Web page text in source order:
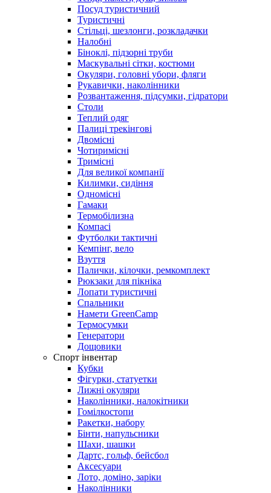
Посуд туристичний
Туристичні
Стільці, шезлонги, розкладачки
Налобні
Біноклі, підзорні труби
Маскувальні сітки, костюми
Окуляри, головні убори, фляги
Рукавички, наколінники
Розвантаження, підсумки, гідратори
Столи
Теплий одяг
Палиці трекінгові
Двомісні
Чотиримісні
Тримісні
Для великої компанії
Килимки, сидіння
Одномісні
Гамаки
Термобілизна
Компасі
Футболки тактичні
Кемпінг, вело
Взуття
Палички, кілочки, ремкомплект
Рюкзаки для пікніка
Лопати туристичні
Спальники
Намети GreenCamp
Термосумки
Генератори
Дощовики
Спорт інвентар
Кубки
Фігурки, статуетки
Лижні окуляри
Наколінники, налокітники
Гомілкостопи
Ракетки, набору
Бінти, напульсники
Шахи, шашки
Дартс, гольф, бейсбол
Аксесуари
Лото, доміно, заріки
Наколінники